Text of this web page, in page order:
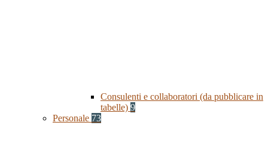
Consulenti e collaboratori (da pubblicare in
tabelle) 9
Personale 73